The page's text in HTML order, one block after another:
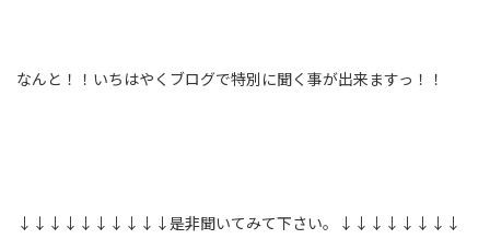
なんと！！いちはやくブログで特別に聞く事が出来ますっ！！
↓↓↓↓↓↓↓↓↓↓是非聞いてみて下さい。↓↓↓↓↓↓↓↓